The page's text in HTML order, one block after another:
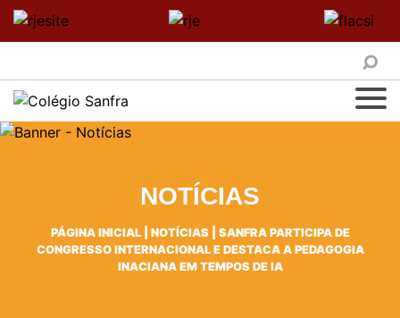
NOTÍCIAS
PÁGINA INICIAL| NOTÍCIAS
SANFRA PARTICIPA DE
CONGRESSO INTERNACIONAL E DESTACA A PEDAGOGIA
INACIANA EM TEMPOS DE IA